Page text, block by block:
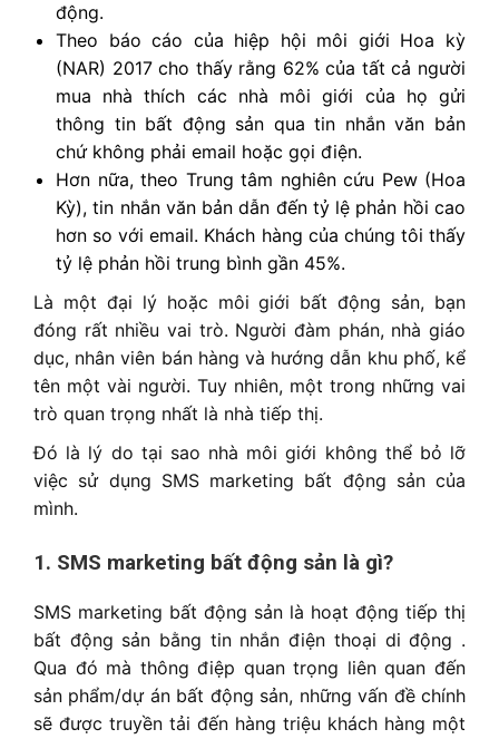
động.
Theo báo cáo của hiệp hội môi giới Hoa kỳ
(NAR) 2017 cho thấy rằng 62% của tất cả người
mua nhà thích các nhà môi giới của họ gửi
thông tin bất động sản qua tin nhắn văn bản
chứ không phải email hoặc gọi điện.
Hơn nữa, theo Trung tâm nghiên cứu Pew (Hoa
Kỳ), tin nhắn văn bản dẫn đến tỷ lệ phản hồi cao
hơn so với email. Khách hàng của chúng tôi thấy
tỷ lệ phản hồi trung bình gần 45%.
Là một đại lý hoặc môi giới bất động sản, bạn
đóng rất nhiều vai trò. Người đàm phán, nhà giáo
dục, nhân viên bán hàng và hướng dẫn khu phố, kể
tên một vài người. Tuy nhiên, một trong những vai
trò quan trọng nhất là nhà tiếp thị.
Đó là lý do tại sao nhà môi giới không thể bỏ lỡ
việc sử dụng SMS marketing bất động sản của
mình.
1. SMS marketing bất động sản là gì?
SMS marketing bất động sản là hoạt động tiếp thị
bất động sản bằng tin nhắn điện thoại di động .
Qua đó mà thông điệp quan trọng liên quan đến
sản phẩm/dự án bất động sản, những vấn đề chính
sẽ được truyền tải đến hàng triệu khách hàng một